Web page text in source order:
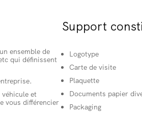
ensemble de
qui définissent
et
vous différencier
Support
Logotype
Carte de visite
Plaquette
Documents papier
Packaging